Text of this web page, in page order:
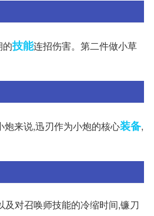
的技能连招伤害。第二件做小草
炮来说,迅刃作为小炮的核心装备,
对召唤师技能的冷缩时间,镰刀